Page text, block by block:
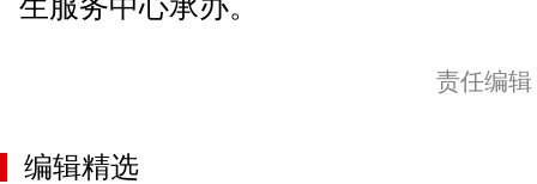
责任编
编辑精选